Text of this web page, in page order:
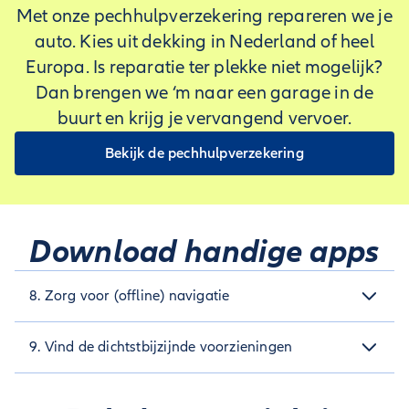
Met onze pechhulpverzekering repareren we je
auto. Kies uit dekking in Nederland of heel
Europa. Is reparatie ter plekke niet mogelijk?
Dan brengen we ‘m naar een garage in de
buurt en krijg je vervangend vervoer.
Bekijk de pechhulpverzekering
Download handige apps
8. Zorg voor (offline) navigatie
dat niet altijd het geval. Zorg er dus voor dat je ook navigatie
hebt als je plotseling geen bereik hebt. Tip: met dehandige
9. Vind de dichtstbijzijnde voorzieningen